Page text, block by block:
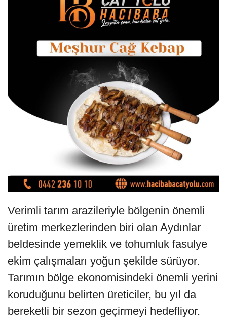
Verimli tarım arazileriyle bölgenin önemli
üretim merkezlerinden biri olan Aydınlar
beldesinde yemeklik ve tohumluk fasulye
ekim çalışmaları yoğun şekilde sürüyor.
Tarımın bölge ekonomisindeki önemli yerini
koruduğunu belirten üreticiler, bu yıl da
bereketli bir sezon geçirmeyi hedefliyor.